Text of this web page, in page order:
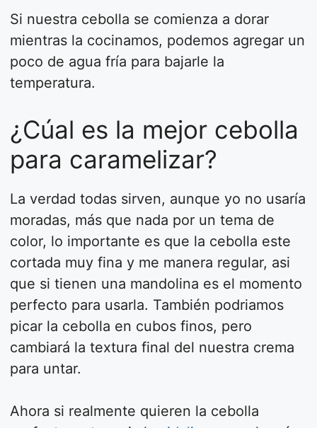
Si nuestra cebolla se comienza a dorar
mientras la cocinamos, podemos agregar un
poco de agua fría para bajarle la
temperatura.
¿Cúal es la mejor cebolla
para caramelizar?
La verdad todas sirven, aunque yo no usaría
moradas, más que nada por un tema de
color, lo importante es que la cebolla este
cortada muy fina y me manera regular, asi
que si tienen una mandolina es el momento
perfecto para usarla. También podriamos
picar la cebolla en cubos finos, pero
cambiará la textura final del nuestra crema
para untar.
Ahora si realmente quieren la cebolla